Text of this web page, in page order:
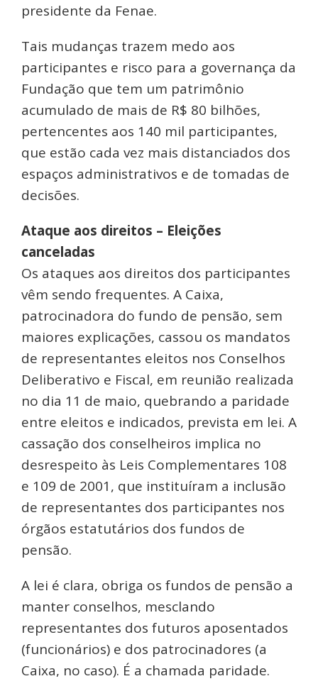
presidente da Fenae.
Tais mudanças trazem medo aos
participantes e risco para a governança da
Fundação que tem um patrimônio
acumulado de mais de R$ 80 bilhões,
pertencentes aos 140 mil participantes,
que estão cada vez mais distanciados dos
espaços administrativos e de tomadas de
decisões.
Ataque aos direitos – Eleições
canceladas
Os ataques aos direitos dos participantes
vêm sendo frequentes. A Caixa,
patrocinadora do fundo de pensão, sem
maiores explicações, cassou os mandatos
de representantes eleitos nos Conselhos
Deliberativo e Fiscal, em reunião realizada
no dia 11 de maio, quebrando a paridade
entre eleitos e indicados, prevista em lei. A
cassação dos conselheiros implica no
desrespeito às Leis Complementares 108
e 109 de 2001, que instituíram a inclusão
de representantes dos participantes nos
órgãos estatutários dos fundos de
pensão.
A lei é clara, obriga os fundos de pensão a
manter conselhos, mesclando
representantes dos futuros aposentados
(funcionários) e dos patrocinadores (a
Caixa, no caso). É a chamada paridade.